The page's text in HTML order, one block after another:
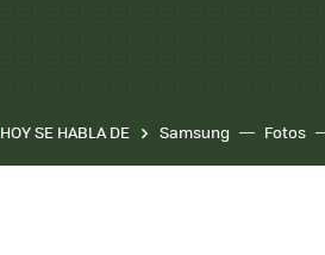
HOY SE HABLA DE Samsung Fotos